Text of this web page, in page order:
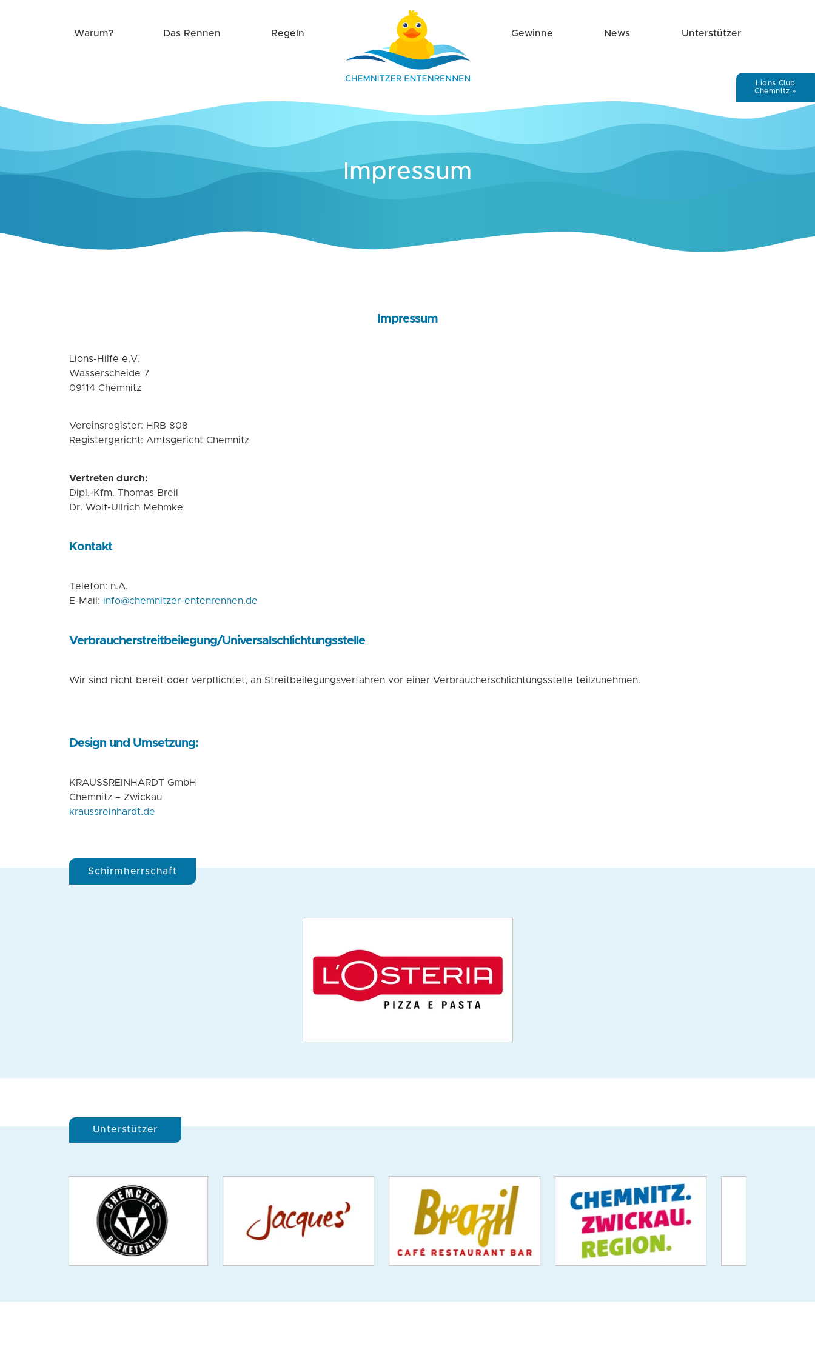
Warum? Das Rennen Regeln Gewinne News Unterstützer
Impressum
Impressum
Lions-Hilfe e.V.
Wasserscheide 7
09114 Chemnitz
Vereinsregister: HRB 808
Registergericht: Amtsgericht Chemnitz
Vertreten durch:
Dipl.-Kfm. Thomas Breil
Dr. Wolf-Ullrich Mehmke
Kontakt
Telefon: n.A.
E-Mail: info@chemnitzer-entenrennen.de
Verbraucher­streit­beilegung/Universal­schlichtungs­stelle
Wir sind nicht bereit oder verpflichtet, an Streitbeilegungsverfahren vor einer Verbraucherschlichtungsstelle teilzunehmen.
Design und Umsetzung:
KRAUSSREINHARDT GmbH
Chemnitz – Zwickau
kraussreinhardt.de
Schirmherrschaft
Unterstützer
Lions Club
Chemnitz »